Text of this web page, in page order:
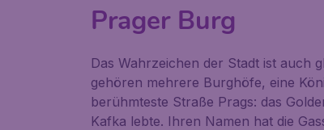
Prager Burg
Das Wahrzeichen der Stadt ist auch
gehören mehrere Burghöfe, eine
berühmteste Straße Prags: das
Kafka lebte. Ihren Namen hat die